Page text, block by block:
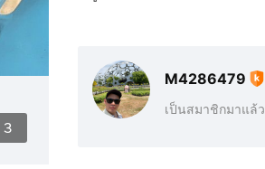
3
M4286479
เป็นสมาชิกมาแล้ว